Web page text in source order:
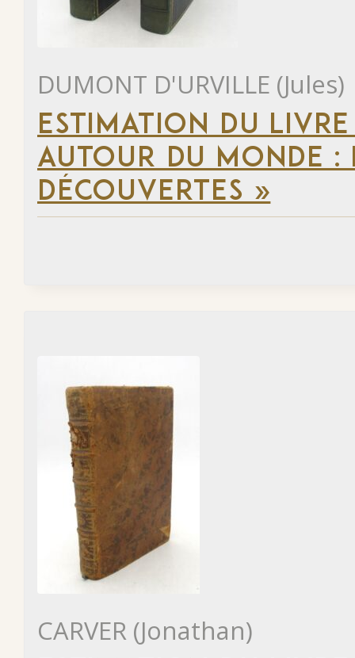
DUMONT D'URVILLE (Jules)
ESTIMATION DU
AUTOUR DU MONDE :
DÉCOUVERTES »
CARVER (Jonathan)